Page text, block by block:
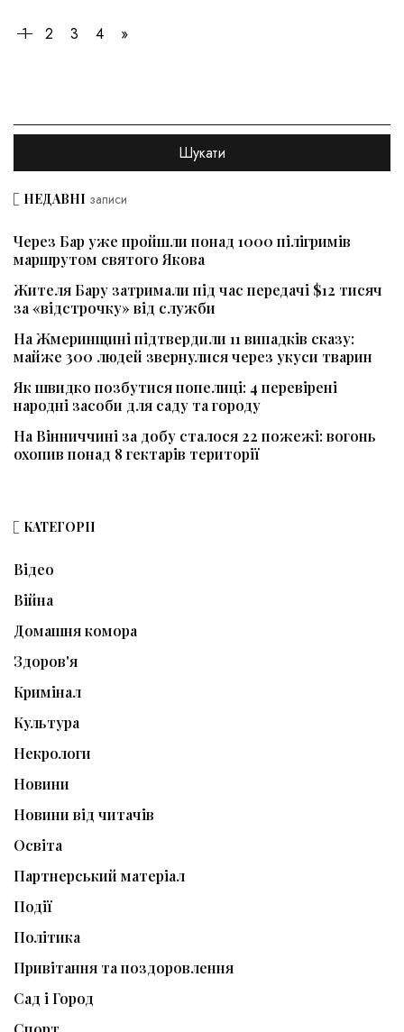
1 2 3 4 »
НЕДАВНІ записи
Через Бар уже пройшли понад 1000 пілігримів
маршрутом святого Якова
Жителя Бару затримали під час передачі $12 тисяч
за «відстрочку» від служби
На Жмеринщині підтвердили 11 випадків сказу:
майже 300 людей звернулися через укуси тварин
Як швидко позбутися попелиці: 4 перевірені
народні засоби для саду та городу
На Вінниччині за добу сталося 22 пожежі: вогонь
охопив понад 8 гектарів території
КАТЕГОРІЇ
Відео
Війна
Домашня комора
Здоров'я
Кримінал
Культура
Некрологи
Новини
Новини від читачів
Освіта
Партнерський матеріал
Події
Політика
Привітання та поздоровлення
Сад і Город